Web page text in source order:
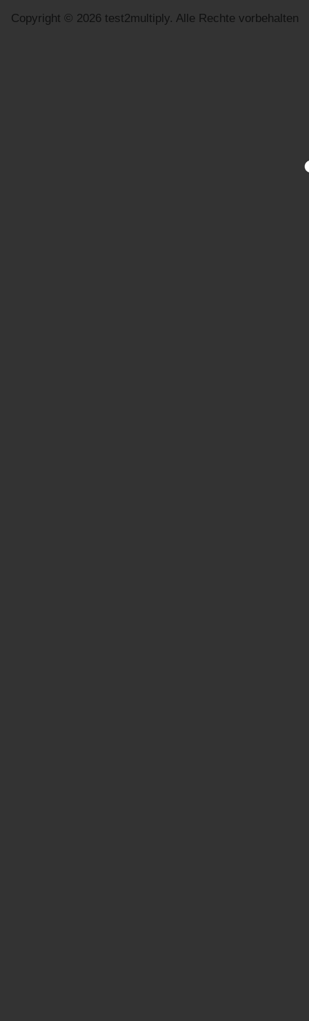
Copyright © 2026 test2multiply. Alle Rechte vorbehalten